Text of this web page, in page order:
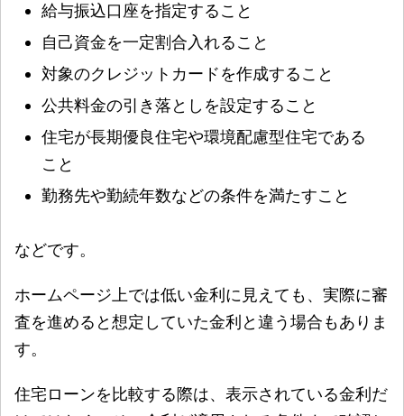
給与振込口座を指定すること
自己資金を一定割合入れること
対象のクレジットカードを作成すること
公共料金の引き落としを設定すること
住宅が長期優良住宅や環境配慮型住宅である
こと
勤務先や勤続年数などの条件を満たすこと
などです。
ホームページ上では低い金利に見えても、実際に審
査を進めると想定していた金利と違う場合もありま
す。
住宅ローンを比較する際は、表示されている金利だ